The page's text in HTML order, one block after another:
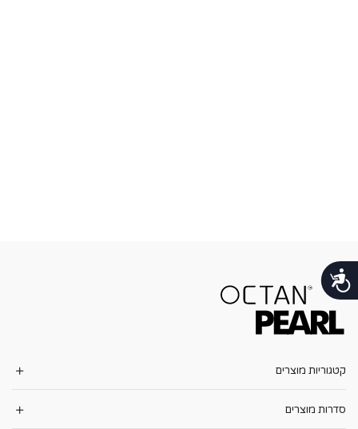
נגישות
קטגוריות מוצרים
סדרות מוצרים